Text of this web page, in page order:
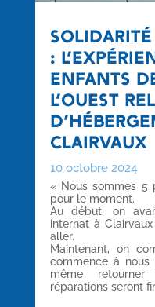
:
ENFANTS
L’OUEST
CLAIRVAUX
10 octobre 2024
« Nous sommes 5
pour le moment.
Au début, on
internat à
aller.
Maintenant, on
commence à
même
réparations seront